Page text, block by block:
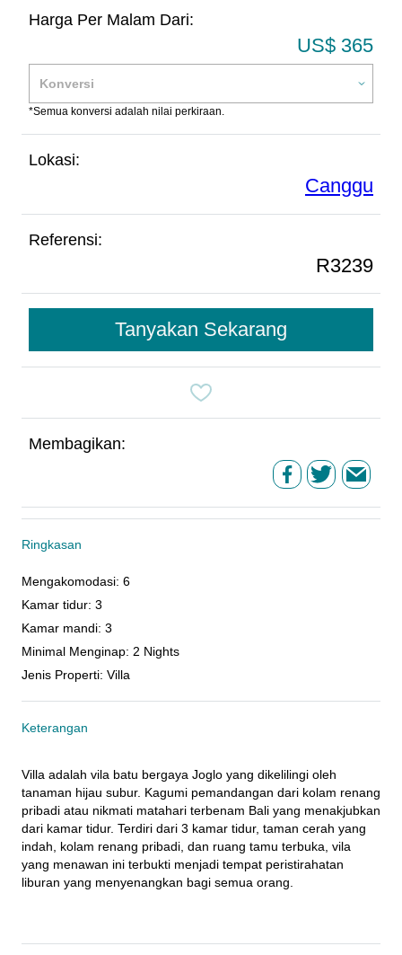
Harga Per Malam Dari:
US$ 365
*Semua konversi adalah nilai perkiraan.
Lokasi:
Canggu
Referensi:
R3239
Tanyakan Sekarang
Membagikan:
Ringkasan
Mengakomodasi: 6
Kamar tidur: 3
Kamar mandi: 3
Minimal Menginap: 2 Nights
Jenis Properti: Villa
Keterangan
Villa adalah vila batu bergaya Joglo yang dikelilingi oleh
tanaman hijau subur. Kagumi pemandangan dari kolam renang
pribadi atau nikmati matahari terbenam Bali yang menakjubkan
dari kamar tidur. Terdiri dari 3 kamar tidur, taman cerah yang
indah, kolam renang pribadi, dan ruang tamu terbuka, vila
yang menawan ini terbukti menjadi tempat peristirahatan
liburan yang menyenangkan bagi semua orang.